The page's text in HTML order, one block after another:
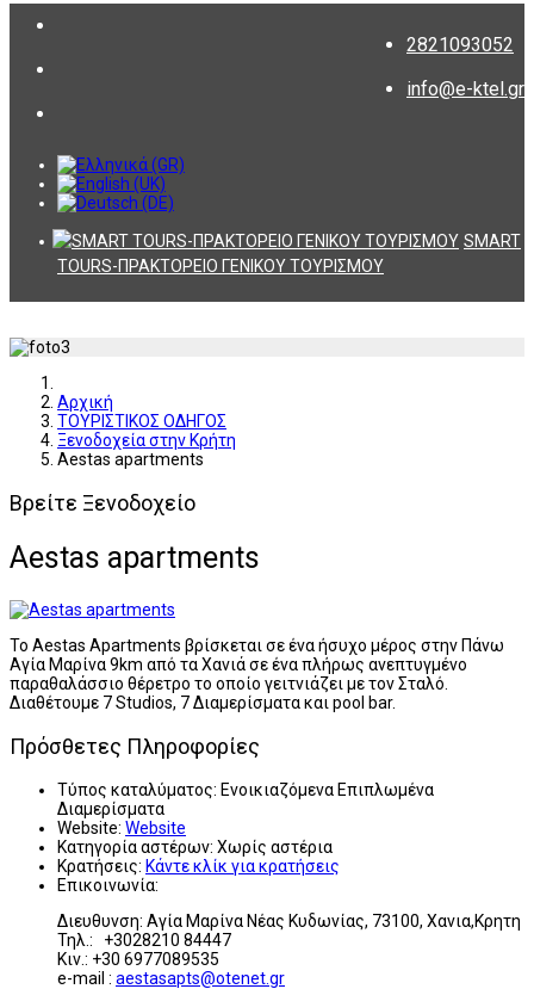
2821093052
info@e-ktel.gr
SMART
TOURS-ΠΡΑΚΤΟΡΕΙΟ ΓΕΝΙΚΟΥ ΤΟΥΡΙΣΜΟΥ
Αρχική
ΤΟΥΡΙΣΤΙΚΟΣ ΟΔΗΓΟΣ
Ξενοδοχεία στην Κρήτη
Aestas apartments
Βρείτε Ξενοδοχείο
Aestas apartments
Το Aestas Apartments βρίσκεται σε ένα ήσυχο μέρος στην Πάνω
Αγία Μαρίνα 9km από τα Χανιά σε ένα πλήρως ανεπτυγμένο
παραθαλάσσιο θέρετρο το οποίο γειτνιάζει με τον Σταλό.
Διαθέτουμε 7 Studios, 7 Διαμερίσματα και pool bar.
Πρόσθετες Πληροφορίες
Τύπος καταλύματος: Ενοικιαζόμενα Επιπλωμένα
Διαμερίσματα
Website: Website
Κατηγορία αστέρων: Χωρίς αστέρια
Κρατήσεις: Κάντε κλίκ για κρατήσεις
Επικοινωνία:
Διευθυνση: Αγία Μαρίνα Νέας Κυδωνίας, 73100, Χανια,Κρητη
Τηλ.: +3028210 84447
Κιν.: +30 6977089535
e-mail : aestasapts@otenet.gr